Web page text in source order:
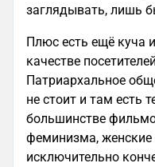
заглядывать, лишь
Плюс есть ещё куча
качестве
Патриархальное
не стоит и там есть
большинстве
феминизма, женские
исключительно